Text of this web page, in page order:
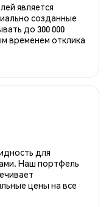
является
созданные
до 300 000
временем отклика
для
Наш портфель
цены на все